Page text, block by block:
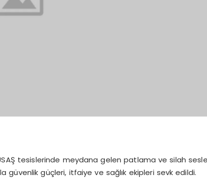
tesislerinde meydana gelen patlama ve silah
güvenlik güçleri, itfaiye ve sağlık ekipleri sevk edildi.